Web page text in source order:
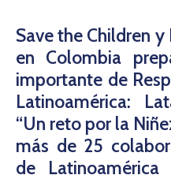
Save the Children y
en Colombia
importante de
Latinoamérica:
“Un reto por la
más de 25
de